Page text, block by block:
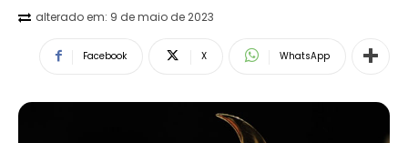
alterado em: 9 de maio de 2023
Facebook X WhatsApp